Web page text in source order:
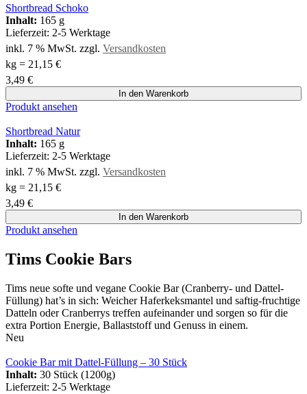
Shortbread Schoko
Inhalt: 165 g
Lieferzeit: 2-5 Werktage
inkl. 7 % MwSt. zzgl. Versandkosten
kg = 21,15 €
3,49 €
In den Warenkorb
Produkt ansehen
Shortbread Natur
Inhalt: 165 g
Lieferzeit: 2-5 Werktage
inkl. 7 % MwSt. zzgl. Versandkosten
kg = 21,15 €
3,49 €
In den Warenkorb
Produkt ansehen
Tims Cookie Bars
Tims neue softe und vegane Cookie Bar (Cranberry- und Dattel-
Füllung) hat’s in sich: Weicher Haferkeksmantel und saftig-fruchtige
Datteln oder Cranberrys treffen aufeinander und sorgen so für die
extra Portion Energie, Ballaststoff und Genuss in einem.
Neu
Cookie Bar mit Dattel-Füllung – 30 Stück
Inhalt: 30 Stück (1200g)
Lieferzeit: 2-5 Werktage